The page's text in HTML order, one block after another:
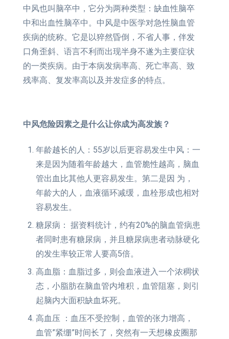
中风也叫脑卒中，它分为两种类型：缺血性脑卒
中和出血性脑卒中。中风是中医学对急性脑血管
疾病的统称。它是以猝然昏倒，不省人事，伴发
口角歪斜、语言不利而出现半身不遂为主要症状
的一类疾病。由于本病发病率高、死亡率高、致
残率高、复发率高以及并发症多的特点。
中风危险因素之是什么让你成为高发族？
年龄越长的人：55岁以后更容易发生中风：一
来是因为随着年龄越大，血管脆性越高，脑血
管出血比其他人更容易发生。第二是因 为，
年龄大的人，血液循环减缓，血栓形成也相对
容易发生。
糖尿病： 据资料统计，约有20%的脑血管病患
者同时患有糖尿病，并且糖尿病患者动脉硬化
的发生率较正常人要高5倍。
高血脂：血脂过多，则会血液进入一个浓稠状
态，小脂肪在脑血管内堆积，血管阻塞，则引
起脑内大面积缺血坏死。
高血压 ：血压不受控制，血管的张力增高，
血管”紧绷”时间长了，突然有一天想橡皮圈那